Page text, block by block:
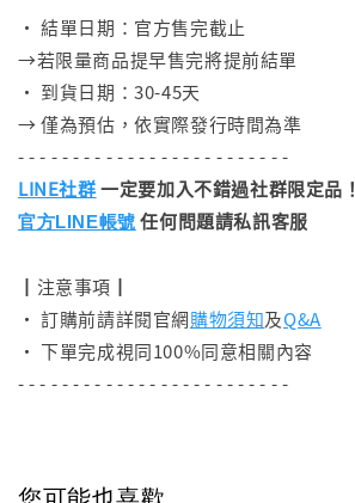
• 結單日期：官方售完截止
→若限量商品提早售完將提前結單
• 到貨日期：30-45天
→ 僅為預估，依實際發行時間為準
- - - - - - - - - - - - - - - - - - - - - - - - -
LINE社群一定要加入不錯過社群限定品！
官方LINE帳號 任何問題請私訊客服
┃注意事項┃
• 訂購前請詳閱官網購物須知及Q&A
• 下單完成視同100%同意相關內容
- - - - - - - - - - - - - - - - - - - - - - - - -